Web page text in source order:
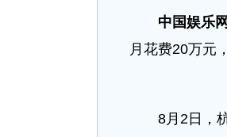
中国娱乐
月花费20万元
8月2日，杭